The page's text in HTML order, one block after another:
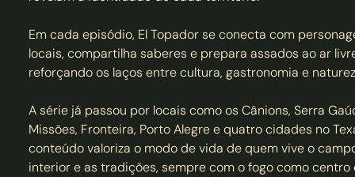
Em cada episódio, El Topador se conecta com
locais, compartilha saberes e prepara assados ao ar
reforçando os laços entre cultura, gastronomia e
A série já passou por locais como os Cânions, Serra
Missões, Fronteira, Porto Alegre e quatro cidades no
conteúdo valoriza o modo de vida de quem vive o
interior e as tradições, sempre com o fogo como centro